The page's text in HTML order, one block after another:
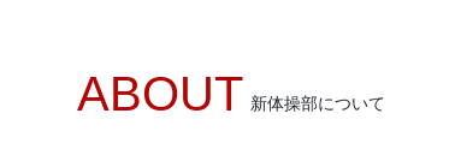
新体操部について
ABOUT